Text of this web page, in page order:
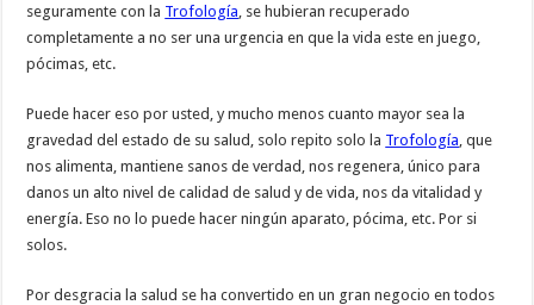
seguramente con la Trofología , se hubieran recuperado
completamente a no ser una urgencia en que la vida este en juego,
pócimas, etc.
Puede hacer eso por usted, y mucho menos cuanto mayor sea la
gravedad del estado de su salud, solo repito solo la Trofología , que
nos alimenta, mantiene sanos de verdad, nos regenera, único para
danos un alto nivel de calidad de salud y de vida, nos da vitalidad y
energía. Eso no lo puede hacer ningún aparato, pócima, etc. Por si
solos.
Por desgracia la salud se ha convertido en un gran negocio en todos